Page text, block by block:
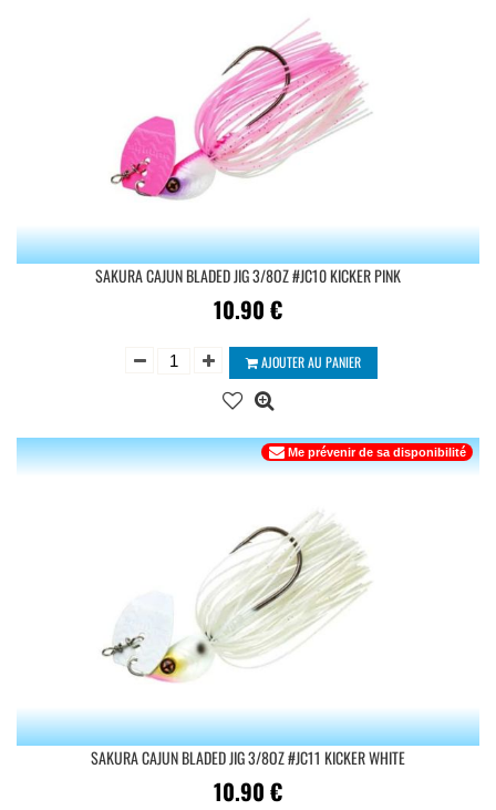
SAKURA CAJUN BLADED JIG 3/8OZ #JC10 KICKER PINK
10.90 €
AJOUTER AU PANIER
SAKURA CAJUN BLADED JIG 3/8OZ #JC11 KICKER WHITE
10.90 €
Me prévenir de sa disponibilité